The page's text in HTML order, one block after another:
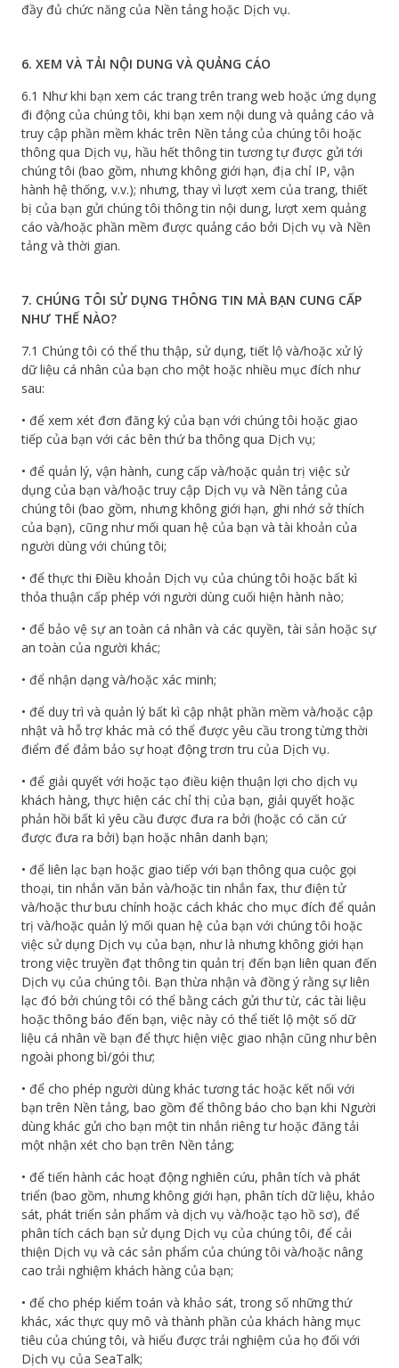
đầy đủ chức năng của Nền tảng hoặc Dịch vụ.
6. XEM VÀ TẢI NỘI DUNG VÀ QUẢNG CÁO
6.1 Như khi bạn xem các trang trên trang web hoặc ứng dụng
đi động của chúng tôi, khi bạn xem nội dung và quảng cáo và
truy cập phần mềm khác trên Nền tảng của chúng tôi hoặc
thông qua Dịch vụ, hầu hết thông tin tương tự được gửi tới
chúng tôi (bao gồm, nhưng không giới hạn, địa chỉ IP, vận
hành hệ thống, v.v.); nhưng, thay vì lượt xem của trang, thiết
bị của bạn gửi chúng tôi thông tin nội dung, lượt xem quảng
cáo và/hoặc phần mềm được quảng cáo bởi Dịch vụ và Nền
tảng và thời gian.
7. CHÚNG TÔI SỬ DỤNG THÔNG TIN MÀ BẠN CUNG CẤP
NHƯ THẾ NÀO?
7.1 Chúng tôi có thể thu thập, sử dụng, tiết lộ và/hoặc xử lý
dữ liệu cá nhân của bạn cho một hoặc nhiều mục đích như
sau:
• để xem xét đơn đăng ký của bạn với chúng tôi hoặc giao
tiếp của bạn với các bên thứ ba thông qua Dịch vụ;
• để quản lý, vận hành, cung cấp và/hoặc quản trị việc sử
dụng của bạn và/hoặc truy cập Dịch vụ và Nền tảng của
chúng tôi (bao gồm, nhưng không giới hạn, ghi nhớ sở thích
của bạn), cũng như mối quan hệ của bạn và tài khoản của
người dùng với chúng tôi;
• để thực thi Điều khoản Dịch vụ của chúng tôi hoặc bất kì
thỏa thuận cấp phép với người dùng cuối hiện hành nào;
• để bảo vệ sự an toàn cá nhân và các quyền, tài sản hoặc sự
an toàn của người khác;
• để nhận dạng và/hoặc xác minh;
• để duy trì và quản lý bất kì cập nhật phần mềm và/hoặc cập
nhật và hỗ trợ khác mà có thể được yêu cầu trong từng thời
điểm để đảm bảo sự hoạt động trơn tru của Dịch vụ.
• để giải quyết với hoặc tạo điều kiện thuận lợi cho dịch vụ
khách hàng, thực hiện các chỉ thị của bạn, giải quyết hoặc
phản hồi bất kì yêu cầu được đưa ra bởi (hoặc có căn cứ
được đưa ra bởi) bạn hoặc nhân danh bạn;
• để liên lạc bạn hoặc giao tiếp với bạn thông qua cuộc gọi
thoại, tin nhắn văn bản và/hoặc tin nhắn fax, thư điện tử
và/hoặc thư bưu chính hoặc cách khác cho mục đích để quản
trị và/hoặc quản lý mối quan hệ của bạn với chúng tôi hoặc
việc sử dụng Dịch vụ của bạn, như là nhưng không giới hạn
trong việc truyền đạt thông tin quản trị đến bạn liên quan đến
Dịch vụ của chúng tôi. Bạn thừa nhận và đồng ý rằng sự liên
lạc đó bởi chúng tôi có thể bằng cách gửi thư từ, các tài liệu
hoặc thông báo đến bạn, việc này có thể tiết lộ một số dữ
liệu cá nhân về bạn để thực hiện việc giao nhận cũng như bên
ngoài phong bì/gói thư;
• để cho phép người dùng khác tương tác hoặc kết nối với
bạn trên Nền tảng, bao gồm để thông báo cho bạn khi Người
dùng khác gửi cho bạn một tin nhắn riêng tư hoặc đăng tải
một nhận xét cho bạn trên Nền tảng;
• để tiến hành các hoạt động nghiên cứu, phân tích và phát
triển (bao gồm, nhưng không giới hạn, phân tích dữ liệu, khảo
sát, phát triển sản phẩm và dịch vụ và/hoặc tạo hồ sơ), để
phân tích cách bạn sử dụng Dịch vụ của chúng tôi, để cải
thiện Dịch vụ và các sản phẩm của chúng tôi và/hoặc nâng
cao trải nghiệm khách hàng của bạn;
• để cho phép kiểm toán và khảo sát, trong số những thứ
khác, xác thực quy mô và thành phần của khách hàng mục
tiêu của chúng tôi, và hiểu được trải nghiệm của họ đối với
Dịch vụ của SeaTalk;